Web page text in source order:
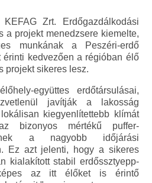
Zrt. Erdőgazdálkodási
a projekt menedzsere kiemelte,
munkának a Peszéri-erdő
érinti kedvezően a régióban élő
projekt sikeres lesz.
együttes erdőtársulásai,
javítják a lakosság
kiegyenlítettebb klímát
bizonyos mértékű puffer-
a nagyobb időjárási
Ez azt jelenti, hogy a sikeres
kialakított stabil erdőssztyepp-
az itt élőket is érintő